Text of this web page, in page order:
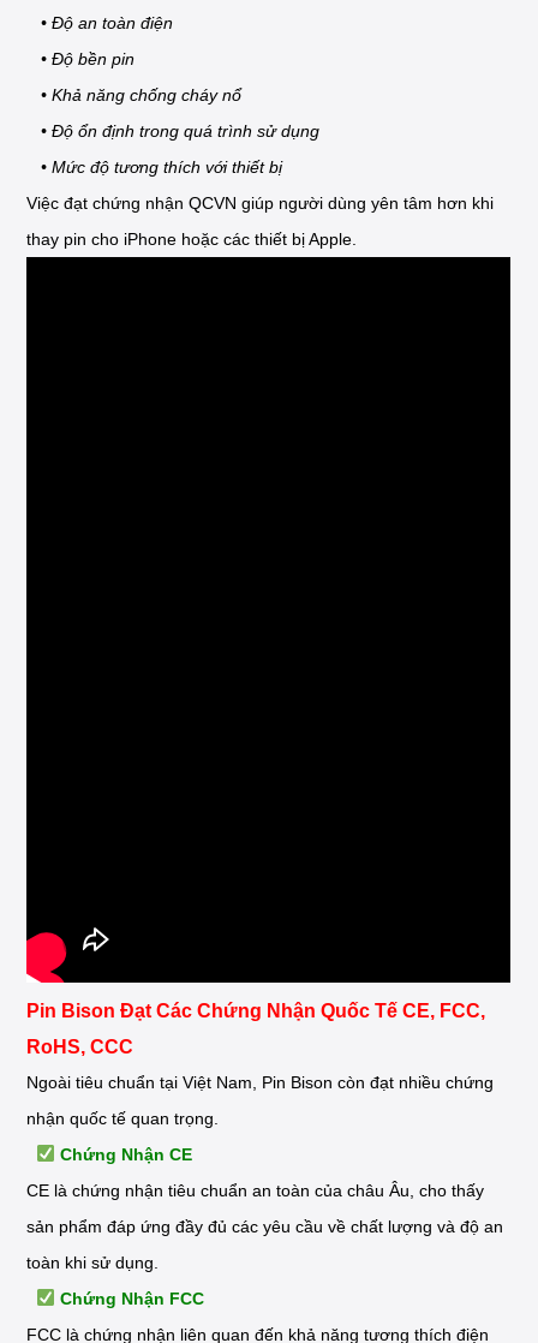
• Độ an toàn điện
• Độ bền pin
• Khả năng chống cháy nổ
• Độ ổn định trong quá trình sử dụng
• Mức độ tương thích với thiết bị
Việc đạt chứng nhận QCVN giúp người dùng yên tâm hơn khi
thay pin cho iPhone hoặc các thiết bị Apple.
Pin Bison Đạt Các Chứng Nhận Quốc Tế CE, FCC,
RoHS, CCC
Ngoài tiêu chuẩn tại Việt Nam, Pin Bison còn đạt nhiều chứng
nhận quốc tế quan trọng.
Chứng Nhận CE
CE là chứng nhận tiêu chuẩn an toàn của châu Âu, cho thấy
sản phẩm đáp ứng đầy đủ các yêu cầu về chất lượng và độ an
toàn khi sử dụng.
Chứng Nhận FCC
FCC là chứng nhận liên quan đến khả năng tương thích điện